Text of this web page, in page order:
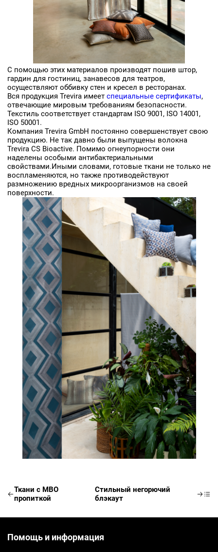
С помощью этих материалов производят пошив штор,
гардин для гостиниц, занавесов для театров,
осуществляют оббивку стен и кресел в ресторанах.
Вся продукция Trevira имеет специальные сертификаты,
отвечающие мировым требованиям безопасности.
Текстиль соответствует стандартам ISO 9001, ISO 14001,
ISO 50001.
Компания Trevira GmbH постоянно совершенствует свою
продукцию. Не так давно были выпущены волокна
Trevira CS Bioactive. Помимо огнеупорности они
наделены особыми антибактериальными
свойствами.Иными словами, готовые ткани не только не
воспламеняются, но также противодействуют
размножению вредных микроорганизмов на своей
поверхности.
Ткани с МВО
пропиткой
Стильный негорючий
блэкаут
Заявка на бесплатные образцы
ФИО
Ваше имя
Телефон
Ваш телефон
E-mail
Ваш e-mail
ОТПРАВИТЬ
Помощь и информация